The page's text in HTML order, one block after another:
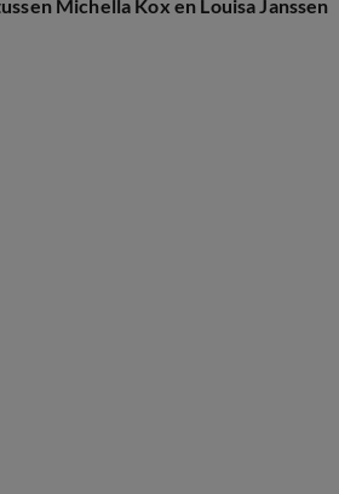
Michella Kox en Louisa Janssen